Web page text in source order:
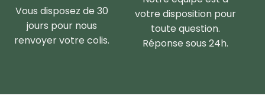
Vous disposez de 30
jours pour nous
renvoyer votre colis.
votre disposition pour
toute question.
Réponse sous 24h.